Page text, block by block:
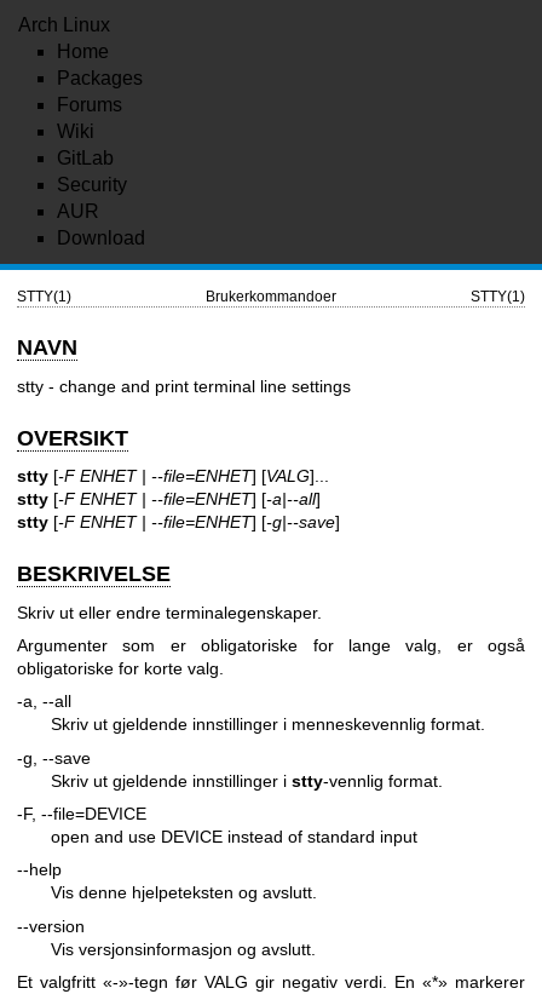
Arch Linux
Home
Packages
Forums
Wiki
GitLab
Security
AUR
Download
STTY(1) Brukerkommandoer STTY(1)
NAVN
stty - change and print terminal line settings
OVERSIKT
stty [-F ENHET | --file=ENHET] [VALG]...
stty [-F ENHET | --file=ENHET] [-a|--all]
stty [-F ENHET | --file=ENHET] [-g|--save]
BESKRIVELSE
Skriv ut eller endre terminalegenskaper.
Argumenter som er obligatoriske for lange valg, er også
obligatoriske for korte valg.
-a, --all
Skriv ut gjeldende innstillinger i menneskevennlig format.
-g, --save
Skriv ut gjeldende innstillinger i stty-vennlig format.
-F, --file=DEVICE
open and use DEVICE instead of standard input
--help
Vis denne hjelpeteksten og avslutt.
--version
Vis versjonsinformasjon og avslutt.
Et valgfritt «-»-tegn før VALG gir negativ verdi. En «*» markerer